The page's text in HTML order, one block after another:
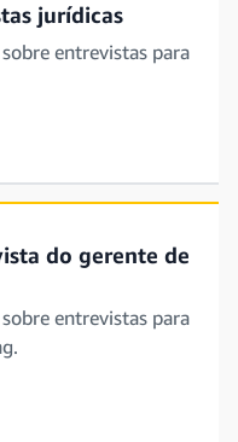
jurídicas
entrevistas para
do gerente de
entrevistas para